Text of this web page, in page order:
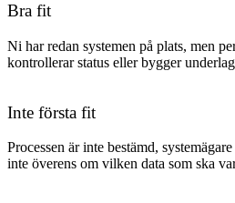
Bra fit
Ni har redan systemen på plats, men
kontrollerar status eller bygger
Inte första fit
Processen är inte bestämd,
inte överens om vilken data som ska